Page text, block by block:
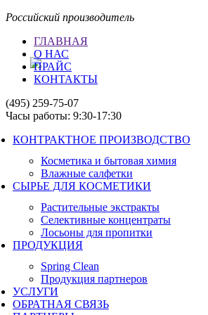
Российский производитель
ГЛАВНАЯ
О НАС
ПРАЙС
КОНТАКТЫ
(495) 259-75-07
Часы работы: 9:30-17:30
КОНТРАКТНОЕ ПРОИЗВОДСТВО
Косметика и бытовая химия
Влажные салфетки
СЫРЬЕ ДЛЯ КОСМЕТИКИ
Растительные экстракты
Селективные концентраты
Лосьоны для пропитки
ПРОДУКЦИЯ
Spring Clean
Продукция партнеров
УСЛУГИ
ОБРАТНАЯ СВЯЗЬ